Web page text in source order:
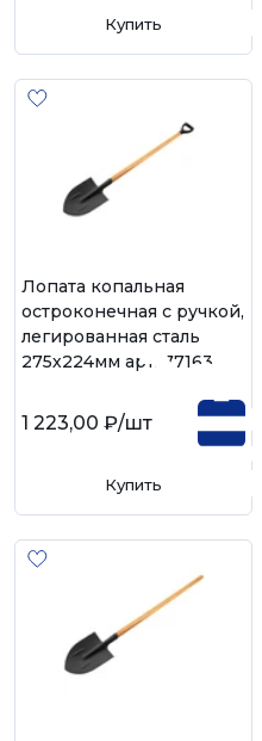
Купить
Лопата копальная
остроконечная с ручкой,
легированная сталь
275х224мм арт. 77163
1 223,00 ₽/шт
Купить